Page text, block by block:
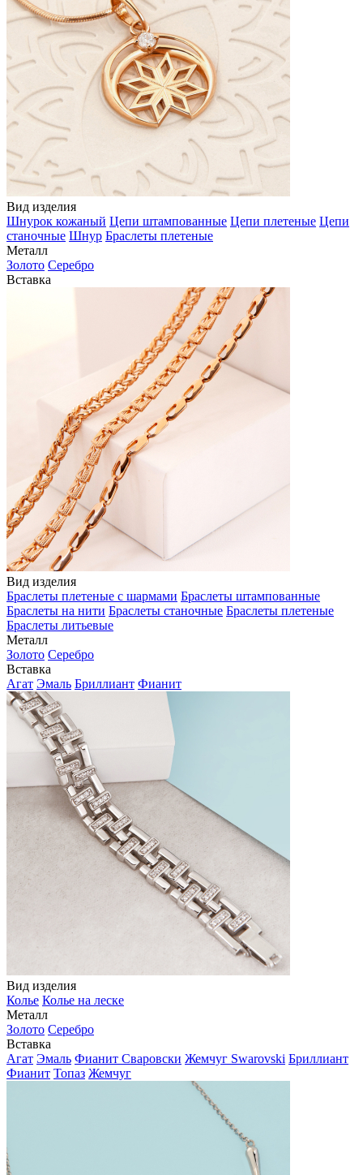
Вид изделия
Шнурок кожаный Цепи штампованные Цепи плетеные Цепи
станочные Шнур Браслеты плетеные
Металл
Золото Серебро
Вставка
Вид изделия
Браслеты плетеные с шармами Браслеты штампованные
Браслеты на нити Браслеты станочные Браслеты плетеные
Браслеты литьевые
Металл
Золото Серебро
Вставка
Агат Эмаль Бриллиант Фианит
Вид изделия
Колье Колье на леске
Металл
Золото Серебро
Вставка
Агат Эмаль Фианит Сваровски Жемчуг Swarovski Бриллиант
Фианит Топаз Жемчуг